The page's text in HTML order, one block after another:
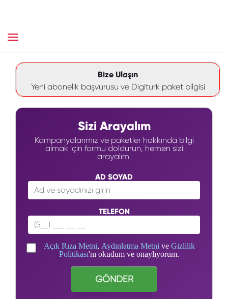
Bize Ulaşın
Yeni abonelik başvurusu ve Digiturk paket bilgisi
Sizi Arayalım
Kampanyalarımız ve paketler hakkında bilgi
almak için formu doldurun, hemen sizi
arayalım.
AD SOYAD
TELEFON
Açık Rıza Metni, Aydınlatma Metni ve Gizlilik
Politikası'nı okudum ve onaylıyorum.
GÖNDER